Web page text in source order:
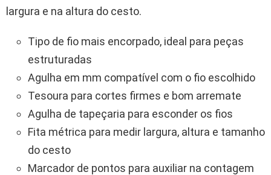
largura e na altura do cesto.
Tipo de fio mais encorpado, ideal para peças
estruturadas
Agulha em mm compatível com o fio escolhido
Tesoura para cortes firmes e bom arremate
Agulha de tapeçaria para esconder os fios
Fita métrica para medir largura, altura e tamanho
do cesto
Marcador de pontos para auxiliar na contagem